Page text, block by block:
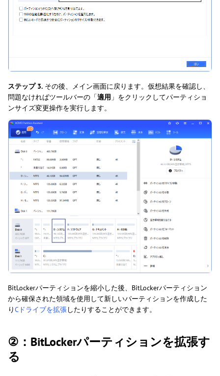
ステップ 3. その後、メイン画面に戻ります。仮想結果を確認し、
問題なければツールバーの「適用 」をクリックしてパーティショ
ンサイズ変更操作を実行します。
BitLockerパーティションを縮小した後、BitLockerパーティション
から確保された領域を使用して新しいパーティションを作成した
りCドライブを拡張したりすることができます。
②：BitLockerパーティションを拡張す
る